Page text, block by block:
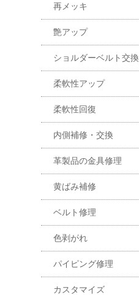
再メッキ
艶アップ
ショルダーベルト交換
柔軟性アップ
柔軟性回復
内側補修・交換
革製品の金具修理
黄ばみ補修
ベルト修理
色剥がれ
パイピング修理
カスタマイズ